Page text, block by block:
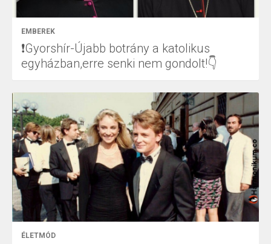
EMBEREK
❗Gyorshír-Újabb botrány a katolikus
egyházban,erre senki nem gondolt!👇
ÉLETMÓD